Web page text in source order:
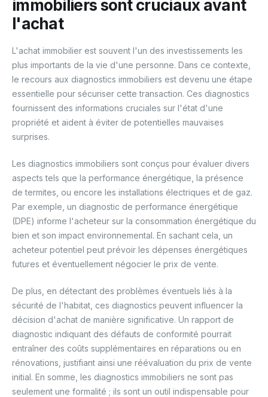
immobiliers sont cruciaux avant
l'achat
L'achat immobilier est souvent l'un des investissements les
plus importants de la vie d'une personne. Dans ce contexte,
le recours aux diagnostics immobiliers est devenu une étape
essentielle pour sécuriser cette transaction. Ces diagnostics
fournissent des informations cruciales sur l'état d'une
propriété et aident à éviter de potentielles mauvaises
surprises.
Les diagnostics immobiliers sont conçus pour évaluer divers
aspects tels que la performance énergétique, la présence
de termites, ou encore les installations électriques et de gaz.
Par exemple, un diagnostic de performance énergétique
(DPE) informe l'acheteur sur la consommation énergétique du
bien et son impact environnemental. En sachant cela, un
acheteur potentiel peut prévoir les dépenses énergétiques
futures et éventuellement négocier le prix de vente.
De plus, en détectant des problèmes éventuels liés à la
sécurité de l'habitat, ces diagnostics peuvent influencer la
décision d'achat de manière significative. Un rapport de
diagnostic indiquant des défauts de conformité pourrait
entraîner des coûts supplémentaires en réparations ou en
rénovations, justifiant ainsi une réévaluation du prix de vente
initial. En somme, les diagnostics immobiliers ne sont pas
seulement une formalité ; ils sont un outil indispensable pour